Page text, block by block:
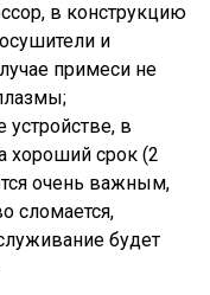
в конструкцию
и
примеси не
устройстве, в
хороший срок (2
очень важным,
сломается,
будет